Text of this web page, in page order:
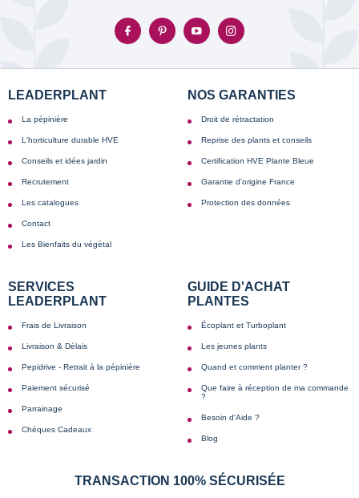
LEADERPLANT
La pépinière
L'horticulture durable HVE
Conseils et idées jardin
Recrutement
Les catalogues
Contact
Les Bienfaits du végétal
NOS GARANTIES
Droit de rétractation
Reprise des plants et conseils
Certification HVE Plante Bleue
Garantie d'origine France
Protection des données
SERVICES
LEADERPLANT
Frais de Livraison
Livraison & Délais
Pepidrive - Retrait à la pépinière
Paiement sécurisé
Parrainage
Chèques Cadeaux
GUIDE D'ACHAT
PLANTES
Écoplant et Turboplant
Les jeunes plants
Quand et comment planter ?
Que faire à réception de ma commande
?
Besoin d'Aide ?
Blog
TRANSACTION 100% SÉCURISÉE